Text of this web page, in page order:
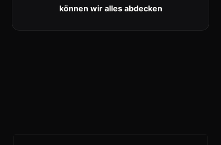
können wir alles abdecken